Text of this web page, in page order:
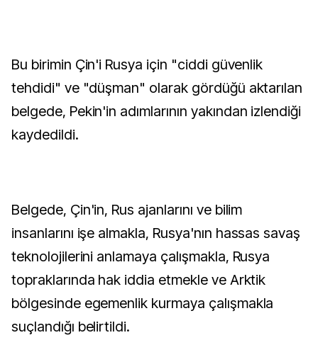
Bu birimin Çin'i Rusya için "ciddi güvenlik
tehdidi" ve "düşman" olarak gördüğü aktarılan
belgede, Pekin'in adımlarının yakından izlendiği
kaydedildi.
Belgede, Çin'in, Rus ajanlarını ve bilim
insanlarını işe almakla, Rusya'nın hassas savaş
teknolojilerini anlamaya çalışmakla, Rusya
topraklarında hak iddia etmekle ve Arktik
bölgesinde egemenlik kurmaya çalışmakla
suçlandığı belirtildi.